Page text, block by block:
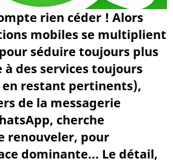
rien céder ! Alors
mobiles se multiplient
séduire toujours plus
à des services toujours
restant pertinents),
de la messagerie
cherche
renouveler, pour
dominante... Le détail,